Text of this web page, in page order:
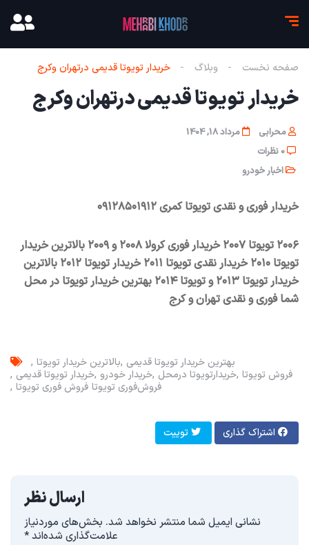
صفحه نخست وبلاگ خریدار تویوتا قدیمی در‌تهران و‌کرج
خریدار تویوتا قدیمی در‌تهران و‌کرج
محرابی
مرداد 18, 1404
0 نظرات
اخبار خودرو
خریدار فوری و نقدی تویوتا کمری ۰۹۱۲۸۵۰۱۹۱۲
۲۰۰۶ تویوتا ۲۰۰۷ خریدار فوری کرولا ۲۰۰۸ و ۲۰۰۹ بالاترین خریدار
تویوتا ۲۰۱۰ خریدار نقدی تویوتا ۲۰۱۱ خریدار تویوتا ۲۰۱۲ بالاترین
خریدار تویوتا ۲۰۱۳ و تویوتا ۲۰۱۴ بهترین خریدار تویوتا در محل
شما فوری و نقدی تهران و کرج
بالاترین خریدار تویوتا بهترین خریدار تویوتا قدیمی
خریدار تویوتا قدیمی خریدار خودرو خریدار‌تویوتا در‌محل فروش تویوتا
فروش فوری تویوتا فروش‌فوری تویوتا
اشتراک گذاری توییت
ارسال نظر
نشانی ایمیل شما منتشر نخواهد شد. بخش‌های موردنیاز
علامت‌گذاری شده‌اند*